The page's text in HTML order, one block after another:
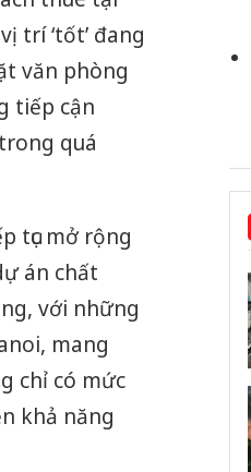
trí ‘tốt’ đang
văn phòng
tiếp cận
quá
tục mở rộng
án chất
với những
mang
chỉ có mức
khả năng
Công an Thanh Hóa
tìm bị hại trong vụ
bán yến sào giả
hại trong vụ án buôn